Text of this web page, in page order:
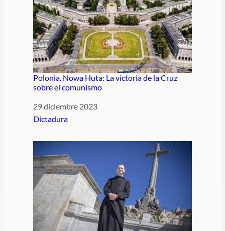
Polonia. Nowa Huta: La victoria de la Cruz
sobre el comunismo
Fecha
29 diciembre 2023
Respecto a
Dictadura